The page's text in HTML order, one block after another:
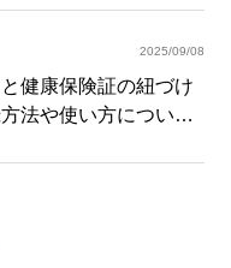
2025/09/08
健康保険証の紐づけ
法や使い方について